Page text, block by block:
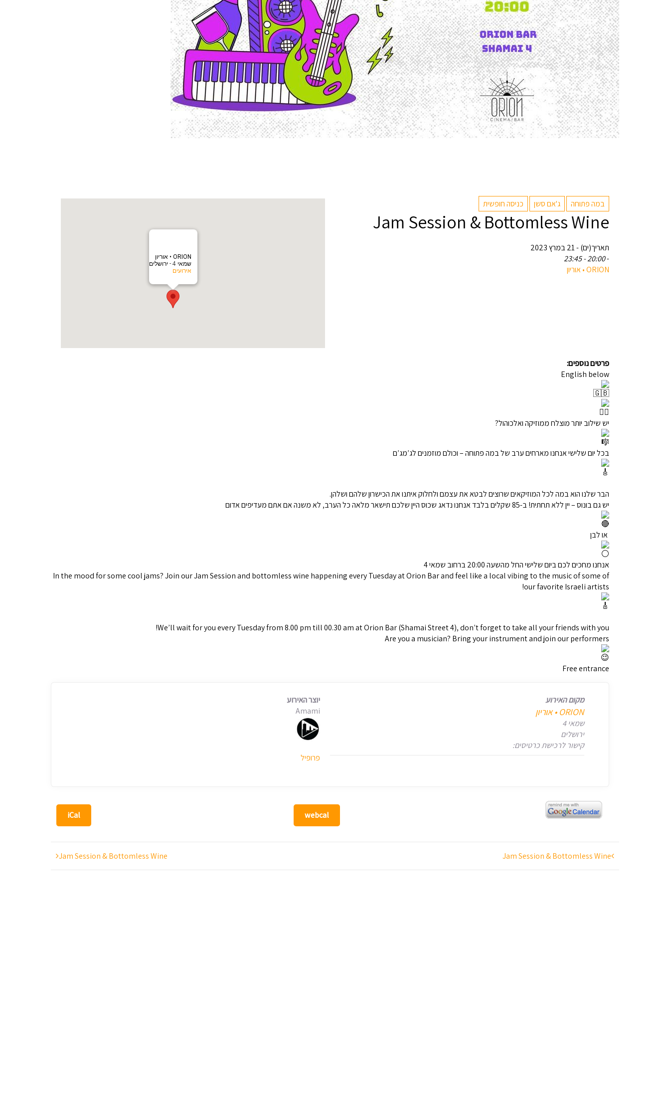
במה פתוחה ג'אם סשן כניסה חופשית
Jam Session & Bottomless Wine
תאריך(ים) - 21 במרץ 2023
-
20:00 - 23:45
‎ORION • אוריון
‎ORION • אוריון
שמאי 4 - ירושלים
אירועים
פרטים נוספים:
English below
יש שילוב יותר מוצלח ממוזיקה ואלכוהול?
בכל יום שלישי אנחנו מארחים ערב של במה פתוחה – וכולם מוזמנים לג’מג’ם
הבר שלנו הוא במה לכל המוזיקאים שרוצים לבטא את עצמם ולחלוק איתנו את הכישרון שלהם ושלהן.
יש גם בונוס – יין ללא תחתית! ב-85 שקלים בלבד אנחנו נדאג שכוס היין שלכם תישאר מלאה כל הערב, לא משנה אם אתם מעדיפים אדום
או לבן
אנחנו מחכים לכם ביום שלישי החל מהשעה 20:00 ברחוב שמאי 4
In the mood for some cool jams? Join our Jam Session and bottomless wine happening every Tuesday at Orion Bar and feel like a local vibing to the music of some of
our favorite Israeli artists!
We’ll wait for you every Tuesday from 8.00 pm till 00.30 am at Orion Bar (Shamai Street 4), don’t forget to take all your friends with you!
Are you a musician? Bring your instrument and join our performers
Free entrance
מקום האירוע
‎ORION • אוריון
שמאי 4
ירושלים
קישור לרכישת כרטיסים:
יוצר האירוע
Amami
פרופיל
webcal
iCal
ניווט
Jam Session & Bottomless Wine
Jam Session & Bottomless Wine